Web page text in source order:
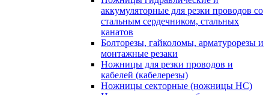
аккумуляторные для резки проводов со
стальным сердечником, стальных
канатов
Болторезы, гайколомы, арматурорезы и
монтажные резаки
Ножницы для резки проводов и
кабелей (кабелерезы)
Ножницы секторные (ножницы НС)